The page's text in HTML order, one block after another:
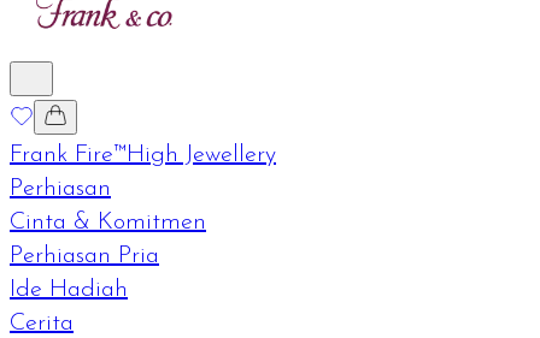
Frank Fire™High Jewellery
Perhiasan
Cinta & Komitmen
Perhiasan Pria
Ide Hadiah
Cerita